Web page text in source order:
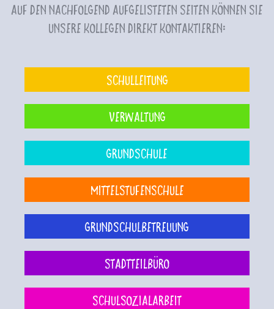
Auf den nachfolgend aufgelisteten Seiten können Sie
unsere Kollegen direkt kontaktieren:
Schulleitung
Verwaltung
Grundschule
Mittelstufenschule
Grundschulbetreuung
Stadtteilbüro
Schulsozialarbeit